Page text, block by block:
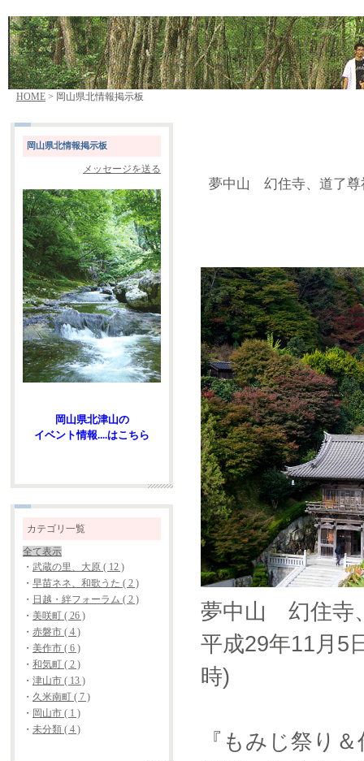
HOME > 岡山県北情報掲示板
岡山県北情報掲示板
メッセージを送る
岡山県北津山の
イベント情報....はこちら
カテゴリ一覧
全て表示
・ 武蔵の里、大原 ( 12 )
・ 早苗ネネ、和歌うた ( 2 )
・ 日越・絆フォーラム ( 2 )
・ 美咲町 ( 26 )
・ 赤磐市 ( 4 )
・ 美作市 ( 6 )
・ 和気町 ( 2 )
・ 津山市 ( 13 )
・ 久米南町 ( 7 )
・ 岡山市 ( 1 )
・ 未分類 ( 4 )
夢中山 幻住寺、道了
夢中山 幻住寺
平成29年11月
時)
『もみじ祭り